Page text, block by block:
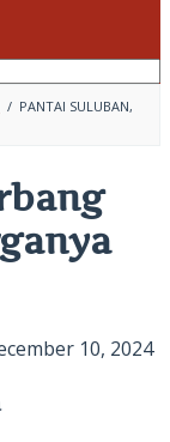
/ PANTAI SULUBAN,
10, 2024